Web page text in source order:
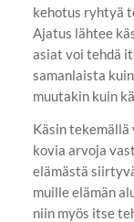
kehotus ryhtyä
Ajatus lähtee
asiat voi tehdä
samanlaista
muutakin kuin
Käsin
kovia arvoja
elämästä
muille elämän
niin myös itse